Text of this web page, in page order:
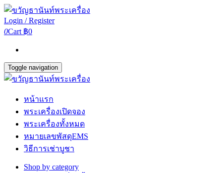
Login / Register
0Cart ฿0
Toggle navigation
หน้าแรก
พระเครื่องเปิดจอง
พระเครื่องทั้งหมด
หมายเลขพัสดุEMS
วิธีการเช่าบูชา
Shop by category